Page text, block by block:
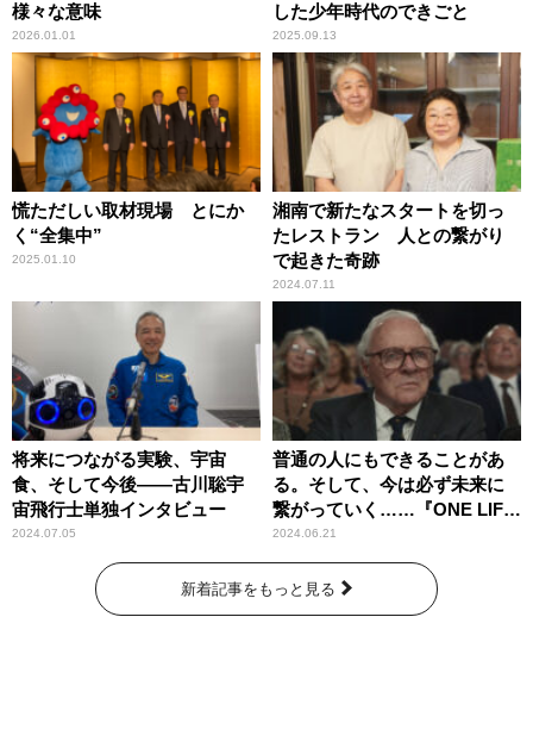
様々な意味
2026.01.01
した少年時代のできごと
2025.09.13
慌ただしい取材現場 とにか
く“全集中”
2025.01.10
湘南で新たなスタートを切っ
たレストラン 人との繋がり
で起きた奇跡
2024.07.11
将来につながる実験、宇宙
食、そして今後――古川聡宇
宙飛行士単独インタビュー
2024.07.05
普通の人にもできることがあ
る。そして、今は必ず未来に
繋がっていく……『ONE LIFE
奇跡が繋いだ6000の命』
2024.06.21
新着記事をもっと見る